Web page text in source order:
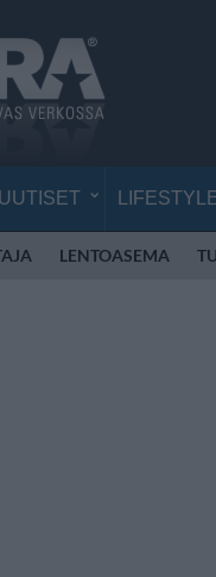
LENTOASEMA